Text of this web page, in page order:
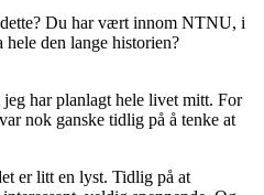
Du har vært innom NTNU, i
den lange historien?
har planlagt hele livet mitt. For
nok ganske tidlig på å tenke at
er litt en lyst. Tidlig på at